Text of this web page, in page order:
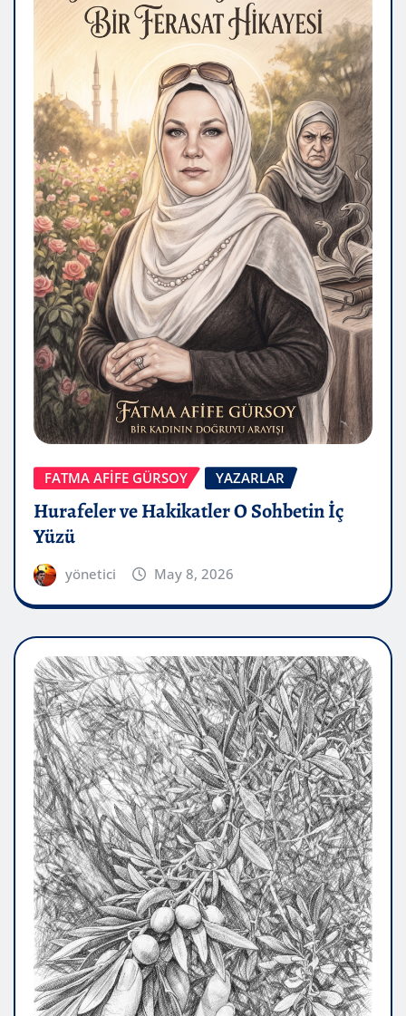
FATMA AFİFE GÜRSOY YAZARLAR
Hurafeler ve Hakikatler O Sohbetin İç
Yüzü
yönetici May 8, 2026